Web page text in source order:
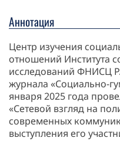
Аннотация
Центр изучения
отношений Института
исследований ФНИСЦ
журнала «Социально-
января 2025 года
«Сетевой взгляд на
современных
выступления его